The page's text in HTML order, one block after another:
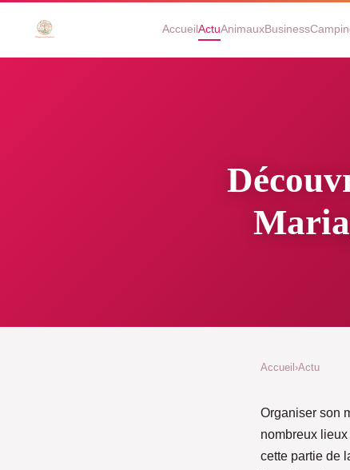
AccueilActuAnimauxBusiness
Accueil ›Actu
Organiser son
nombreux
cette partie de